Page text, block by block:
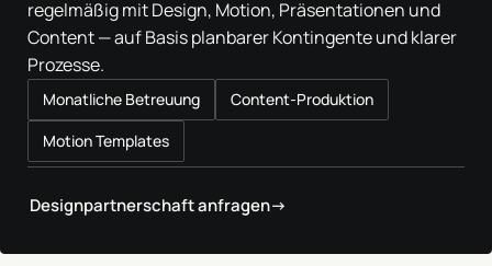
regelmäßig mit Design, Motion, Präsentationen und
Content — auf Basis planbarer Kontingente und klarer
Prozesse.
Monatliche Betreuung
Content-Produktion
Motion Templates
Designpartnerschaft anfragen→